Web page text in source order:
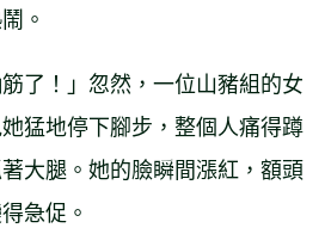
。
了！」忽然，一位山豬組的女
猛地停下腳步，整個人痛得蹲
大腿。她的臉瞬間漲紅，額頭
急促。